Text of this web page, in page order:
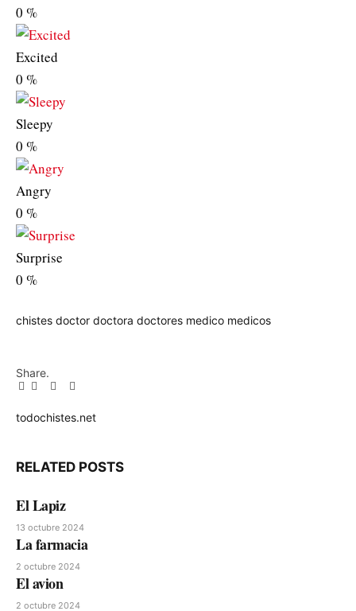
0 %
Excited
0 %
Sleepy
0 %
Angry
0 %
Surprise
0 %
chistes doctor doctora doctores medico medicos
Share.
Facebook
TwitterPinterest
LinkedIn
Tumblr
Email
todochistes.net
RELATED POSTS
El Lapiz
13 octubre 2024
La farmacia
2 octubre 2024
El avion
2 octubre 2024